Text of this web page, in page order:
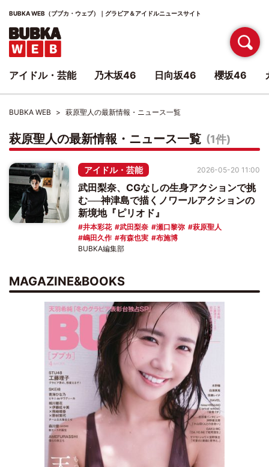
BUBKA WEB（ブブカ・ウェブ）｜グラビア＆アイドルニュースサイト
BUBKA WEB 萩原聖人の最新情報・ニュース一覧
萩原聖人の最新情報・ニュース一覧 (1件)
アイドル・芸能
武田梨奈、CGなしの生身アクションで挑
む──神津島で描くノワールアクションの
新境地『ピリオド』
井本彩花 武田梨奈 瀬口黎弥
萩原聖人
嶋田久作
有森也実 布施博
2026-05-20 11:00
BUBKA編集部
MAGAZINE&BOOKS
アイドル・芸能 乃木坂46 日向坂46 櫻坂46